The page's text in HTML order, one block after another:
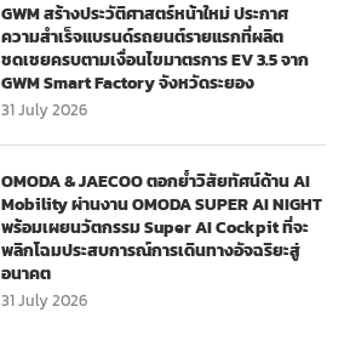
GWM สร้างประวัติศาสตร์หน้าใหม่ ประกาศ
ความสำเร็จแบรนด์รถยนต์รายแรกที่ผลิต
ชดเชยครบตามเงื่อนไขมาตรการ EV 3.5 จาก
GWM Smart Factory จังหวัดระยอง
31 July 2026
OMODA & JAECOO ตอกย้ำวิสัยทัศน์ด้าน AI
Mobility ผ่านงาน OMODA SUPER AI NIGHT
พร้อมเผยนวัตกรรม Super AI Cockpit ที่จะ
พลิกโฉมประสบการณ์การเดินทางอัจฉริยะสู่
อนาคต
31 July 2026